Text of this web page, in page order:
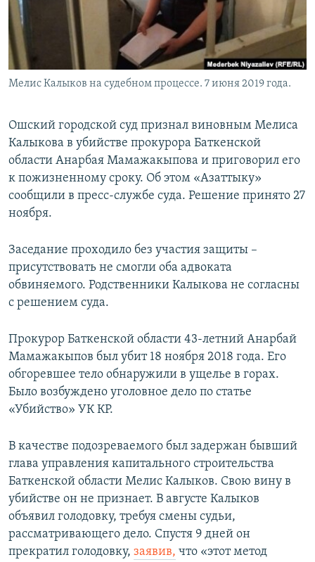
Мелис Калыков на судебном процессе. 7 июня 2019 года.
Ошский городской суд признал виновным Мелиса
Калыкова в убийстве прокурора Баткенской
области Анарбая Мамажакыпова и приговорил его
к пожизненному сроку. Об этом «Азаттыку»
сообщили в пресс-службе суда. Решение принято 27
ноября.
Заседание проходило без участия защиты –
присутствовать не смогли оба адвоката
обвиняемого. Родственники Калыкова не согласны
с решением суда.
Прокурор Баткенской области 43-летний Анарбай
Мамажакыпов был убит 18 ноября 2018 года. Его
обгоревшее тело обнаружили в ущелье в горах.
Было возбуждено уголовное дело по статье
«Убийство» УК КР.
В качестве подозреваемого был задержан бывший
глава управления капитального строительства
Баткенской области Мелис Калыков. Свою вину в
убийстве он не признает. В августе Калыков
объявил голодовку, требуя смены судьи,
рассматривающего дело. Спустя 9 дней он
прекратил голодовку, заявив, что «этот метод